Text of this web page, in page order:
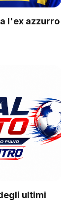
l'ex azzurro
ultimi